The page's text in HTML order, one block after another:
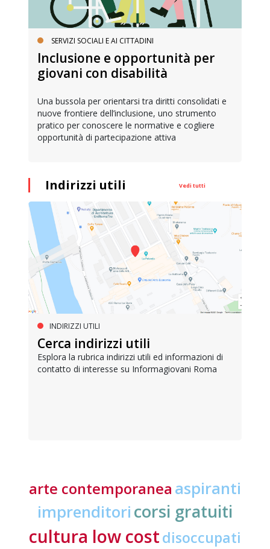
SERVIZI SOCIALI E AI CITTADINI
Inclusione e opportunità per
giovani con disabilità
Una bussola per orientarsi tra diritti consolidati e
nuove frontiere dell’inclusione, uno strumento
pratico per conoscere le normative e cogliere
opportunità di partecipazione attiva
Indirizzi utili Vedi tutti
INDIRIZZI UTILI
Cerca indirizzi utili
Esplora la rubrica indirizzi utili ed informazioni di
contatto di interesse su Informagiovani Roma
arte contemporanea aspiranti
imprenditori corsi gratuiti
cultura low costdisoccupati